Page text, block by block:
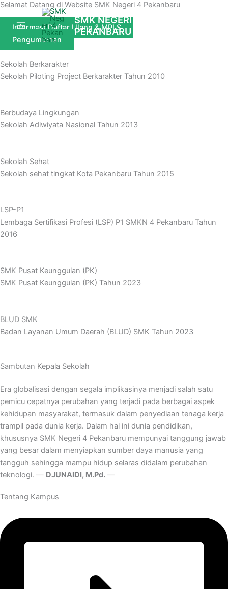
Skip
to
content
SMK NEGERI 4
PEKANBARU
Selamat Datang di Website SMK Negeri 4 Pekanbaru
Informasi Daftar Ulang & MPLS
Pengumuman
Sekolah Berkarakter
Sekolah Piloting Project Berkarakter Tahun 2010
Berbudaya Lingkungan
Sekolah Adiwiyata Nasional Tahun 2013
Sekolah Sehat
Sekolah sehat tingkat Kota Pekanbaru Tahun 2015
LSP-P1
Lembaga Sertifikasi Profesi (LSP) P1 SMKN 4 Pekanbaru Tahun
2016
SMK Pusat Keunggulan (PK)
SMK Pusat Keunggulan (PK) Tahun 2023
BLUD SMK
Badan Layanan Umum Daerah (BLUD) SMK Tahun 2023
Sambutan Kepala Sekolah
Era globalisasi dengan segala implikasinya menjadi salah satu
pemicu cepatnya perubahan yang terjadi pada berbagai aspek
kehidupan masyarakat, termasuk dalam penyediaan tenaga kerja
trampil pada dunia kerja. Dalam hal ini dunia pendidikan,
khususnya SMK Negeri 4 Pekanbaru mempunyai tanggung jawab
yang besar dalam menyiapkan sumber daya manusia yang
tangguh sehingga mampu hidup selaras didalam perubahan
teknologi. — DJUNAIDI, M.Pd. —
Tentang Kampus
Search...